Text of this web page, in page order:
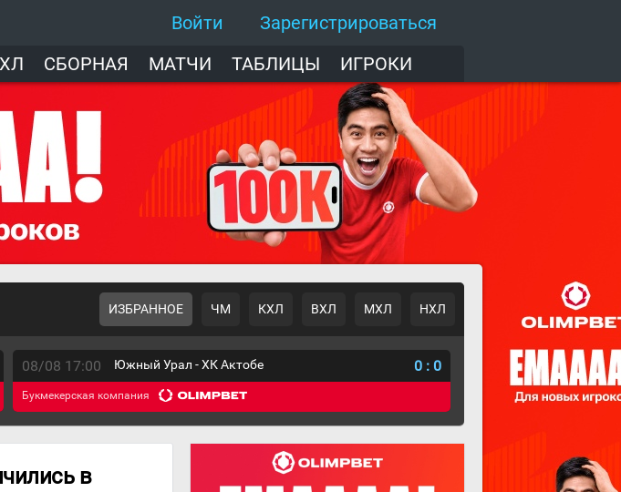
Войти
Зарегистрироваться
СБОРНАЯ МАТЧИ ТАБЛИЦЫ ИГРОКИ
ИЗБРАННОЕ ЧМ КХЛ ВХЛ МХЛ НХЛ
08/08 17:00 Южный Урал - ХК Актобе 0 : 0
Букмекерская компания
в